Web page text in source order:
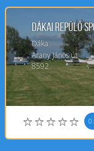
Dákai Repülő
Dáka
Arany János út
8592